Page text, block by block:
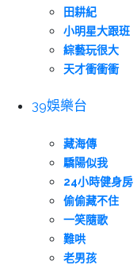
田耕紀
小明星大跟班
綜藝玩很大
天才衝衝衝
39娛樂台
藏海傳
驕陽似我
24小時健身房
偷偷藏不住
一笑隨歌
難哄
老男孩